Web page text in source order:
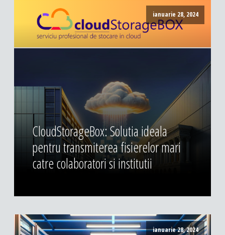
ianuarie 28, 2024
CloudStorageBox: Solutia ideala
pentru transmiterea fisierelor mari
catre colaboratori si institutii
ianuarie 28, 2024